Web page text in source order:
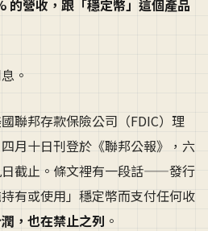
的營收，跟「穩定幣」這個產品
。
聯邦存款保險公司（FDIC）理
月十日刊登於《聯邦公報》，六
日截止。條文裡有一段話——發行
有或使用」穩定幣而支付任何收
，也在禁止之列 。